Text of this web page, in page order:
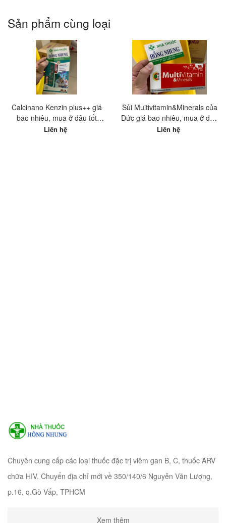
Sản phẩm cùng loại
Calcinano Kenzin plus++ giá
bao nhiêu, mua ở đâu tốt
nhất?
Liên hệ
Sủi Multivitamin&Minerals của
Đức giá bao nhiêu, mua ở đâu
tốt nhất?
Liên hệ
Chuyên cung cấp các loại thuốc đặc trị viêm gan B, C, thuốc ARV
chữa HIV. Chuyển địa chỉ mới về 350/140/6 Nguyễn Văn Lượng,
p.16, q.Gò Vấp, TPHCM
Xem thêm